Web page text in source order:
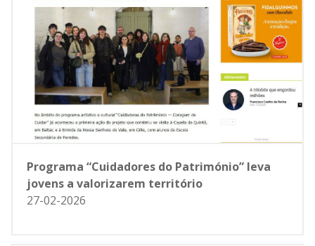
Programa “Cuidadores do Património” leva
jovens a valorizarem território
27-02-2026